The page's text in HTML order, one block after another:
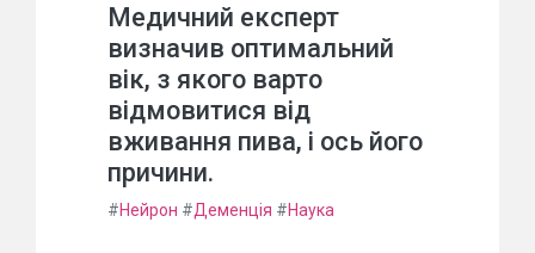
Медичний експерт
визначив оптимальний
вік, з якого варто
відмовитися від
вживання пива, і ось його
причини.
#Нейрон #Деменція #Наука